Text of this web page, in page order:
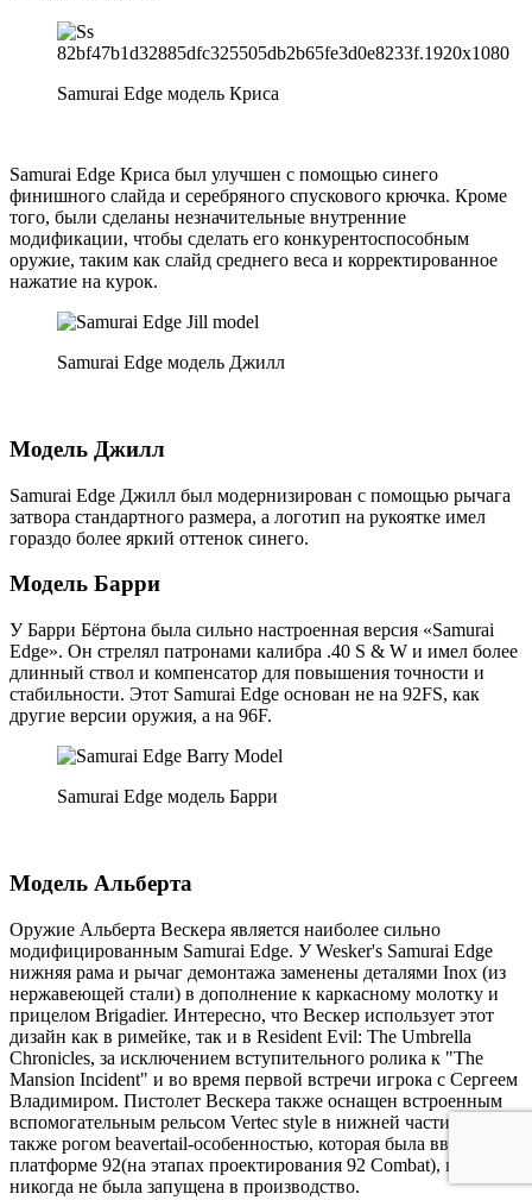
Samurai Edge модель Криса
Samurai Edge Криса был улучшен с помощью синего
финишного слайда и серебряного спускового крючка. Кроме
того, были сделаны незначительные внутренние
модификации, чтобы сделать его конкурентоспособным
оружие, таким как слайд среднего веса и корректированное
нажатие на курок.
Samurai Edge модель Джилл
Модель Джилл
Samurai Edge Джилл был модернизирован с помощью рычага
затвора стандартного размера, а логотип на рукоятке имел
гораздо более яркий оттенок синего.
Модель Барри
У Барри Бёртона была сильно настроенная версия «Samurai
Edge». Он стрелял патронами калибра .40 S & W и имел более
длинный ствол и компенсатор для повышения точности и
стабильности. Этот Samurai Edge основан не на 92FS, как
другие версии оружия, а на 96F.
Samurai Edge модель Барри
Модель Альберта
Оружие Альберта Вескера является наиболее сильно
модифицированным Samurai Edge. У Wesker's Samurai Edge
нижняя рама и рычаг демонтажа заменены деталями Inox (из
нержавеющей стали) в дополнение к каркасному молотку и
прицелом Brigadier. Интересно, что Вескер использует этот
дизайн как в римейке, так и в Resident Evil: The Umbrella
Chronicles, за исключением вступительного ролика к "The
Mansion Incident" и во время первой встречи игрока с Сергеем
Владимиром. Пистолет Вескера также оснащен встроенным
вспомогательным рельсом Vertec style в нижней части рамы, а
также рогом beavertail-особенностью, которая была введена на
платформе 92(на этапах проектирования 92 Combat), но
никогда не была запущена в производство.